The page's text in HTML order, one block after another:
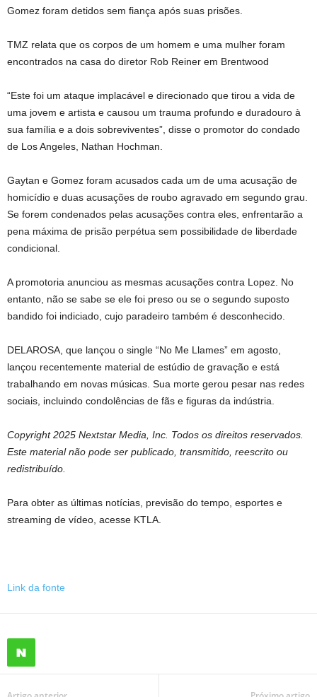
Gomez foram detidos sem fiança após suas prisões.
TMZ relata que os corpos de um homem e uma mulher foram
encontrados na casa do diretor Rob Reiner em Brentwood
“Este foi um ataque implacável e direcionado que tirou a vida de
uma jovem e artista e causou um trauma profundo e duradouro à
sua família e a dois sobreviventes”, disse o promotor do condado
de Los Angeles, Nathan Hochman.
Gaytan e Gomez foram acusados ​​cada um de uma acusação de
homicídio e duas acusações de roubo agravado em segundo grau.
Se forem condenados pelas acusações contra eles, enfrentarão a
pena máxima de prisão perpétua sem possibilidade de liberdade
condicional.
A promotoria anunciou as mesmas acusações contra Lopez. No
entanto, não se sabe se ele foi preso ou se o segundo suposto
bandido foi indiciado, cujo paradeiro também é desconhecido.
DELAROSA, que lançou o single “No Me Llames” em agosto,
lançou recentemente material de estúdio de gravação e está
trabalhando em novas músicas. Sua morte gerou pesar nas redes
sociais, incluindo condolências de fãs e figuras da indústria.
Copyright 2025 Nextstar Media, Inc. Todos os direitos reservados.
Este material não pode ser publicado, transmitido, reescrito ou
redistribuído.
Para obter as últimas notícias, previsão do tempo, esportes e
streaming de vídeo, acesse KTLA.
Link da fonte